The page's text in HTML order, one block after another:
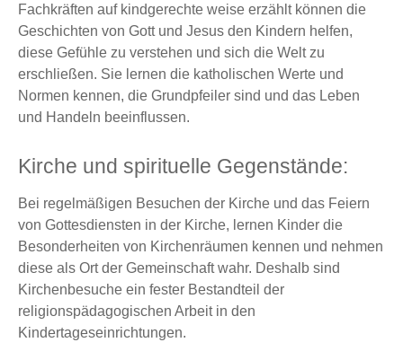
Fachkräften auf kindgerechte weise erzählt können die
Geschichten von Gott und Jesus den Kindern helfen,
diese Gefühle zu verstehen und sich die Welt zu
erschließen. Sie lernen die katholischen Werte und
Normen kennen, die Grundpfeiler sind und das Leben
und Handeln beeinflussen.
Kirche und spirituelle Gegenstände:
Bei regelmäßigen Besuchen der Kirche und das Feiern
von Gottesdiensten in der Kirche, lernen Kinder die
Besonderheiten von Kirchenräumen kennen und nehmen
diese als Ort der Gemeinschaft wahr. Deshalb sind
Kirchenbesuche ein fester Bestandteil der
religionspädagogischen Arbeit in den
Kindertageseinrichtungen.